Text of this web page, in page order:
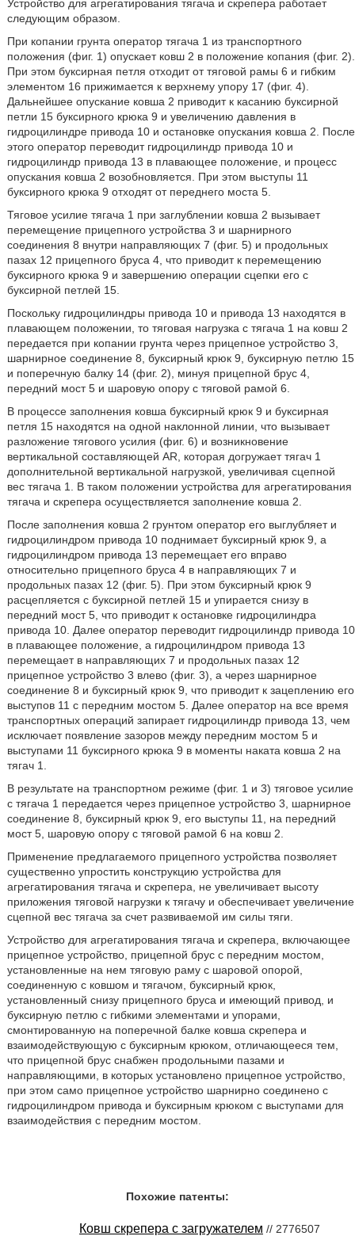
Устройство для агрегатирования тягача и скрепера работает
следующим образом.
При копании грунта оператор тягача 1 из транспортного
положения (фиг. 1) опускает ковш 2 в положение копания (фиг. 2).
При этом буксирная петля отходит от тяговой рамы 6 и гибким
элементом 16 прижимается к верхнему упору 17 (фиг. 4).
Дальнейшее опускание ковша 2 приводит к касанию буксирной
петли 15 буксирного крюка 9 и увеличению давления в
гидроцилиндре привода 10 и остановке опускания ковша 2. После
этого оператор переводит гидроцилиндр привода 10 и
гидроцилиндр привода 13 в плавающее положение, и процесс
опускания ковша 2 возобновляется. При этом выступы 11
буксирного крюка 9 отходят от переднего моста 5.
Тяговое усилие тягача 1 при заглублении ковша 2 вызывает
перемещение прицепного устройства 3 и шарнирного
соединения 8 внутри направляющих 7 (фиг. 5) и продольных
пазах 12 прицепного бруса 4, что приводит к перемещению
буксирного крюка 9 и завершению операции сцепки его с
буксирной петлей 15.
Поскольку гидроцилиндры привода 10 и привода 13 находятся в
плавающем положении, то тяговая нагрузка с тягача 1 на ковш 2
передается при копании грунта через прицепное устройство 3,
шарнирное соединение 8, буксирный крюк 9, буксирную петлю 15
и поперечную балку 14 (фиг. 2), минуя прицепной брус 4,
передний мост 5 и шаровую опору с тяговой рамой 6.
В процессе заполнения ковша буксирный крюк 9 и буксирная
петля 15 находятся на одной наклонной линии, что вызывает
разложение тягового усилия (фиг. 6) и возникновение
вертикальной составляющей AR, которая догружает тягач 1
дополнительной вертикальной нагрузкой, увеличивая сцепной
вес тягача 1. В таком положении устройства для агрегатирования
тягача и скрепера осуществляется заполнение ковша 2.
После заполнения ковша 2 грунтом оператор его выглубляет и
гидроцилиндром привода 10 поднимает буксирный крюк 9, а
гидроцилиндром привода 13 перемещает его вправо
относительно прицепного бруса 4 в направляющих 7 и
продольных пазах 12 (фиг. 5). При этом буксирный крюк 9
расцепляется с буксирной петлей 15 и упирается снизу в
передний мост 5, что приводит к остановке гидроцилиндра
привода 10. Далее оператор переводит гидроцилиндр привода 10
в плавающее положение, а гидроцилиндром привода 13
перемещает в направляющих 7 и продольных пазах 12
прицепное устройство 3 влево (фиг. 3), а через шарнирное
соединение 8 и буксирный крюк 9, что приводит к зацеплению его
выступов 11 с передним мостом 5. Далее оператор на все время
транспортных операций запирает гидроцилиндр привода 13, чем
исключает появление зазоров между передним мостом 5 и
выступами 11 буксирного крюка 9 в моменты наката ковша 2 на
тягач 1.
В результате на транспортном режиме (фиг. 1 и 3) тяговое усилие
с тягача 1 передается через прицепное устройство 3, шарнирное
соединение 8, буксирный крюк 9, его выступы 11, на передний
мост 5, шаровую опору с тяговой рамой 6 на ковш 2.
Применение предлагаемого прицепного устройства позволяет
существенно упростить конструкцию устройства для
агрегатирования тягача и скрепера, не увеличивает высоту
приложения тяговой нагрузки к тягачу и обеспечивает увеличение
сцепной вес тягача за счет развиваемой им силы тяги.
Устройство для агрегатирования тягача и скрепера, включающее
прицепное устройство, прицепной брус с передним мостом,
установленные на нем тяговую раму с шаровой опорой,
соединенную с ковшом и тягачом, буксирный крюк,
установленный снизу прицепного бруса и имеющий привод, и
буксирную петлю с гибкими элементами и упорами,
смонтированную на поперечной балке ковша скрепера и
взаимодействующую с буксирным крюком, отличающееся тем,
что прицепной брус снабжен продольными пазами и
направляющими, в которых установлено прицепное устройство,
при этом само прицепное устройство шарнирно соединено с
гидроцилиндром привода и буксирным крюком с выступами для
взаимодействия с передним мостом.
Похожие патенты:
Ковш скрепера с загружателем // 2776507